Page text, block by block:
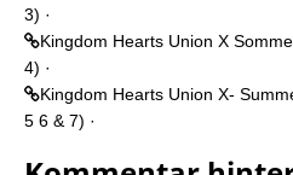
3) ·
Kingdom Hearts Union X
4) ·
Kingdom Hearts Union X-
5 6 & 7) ·